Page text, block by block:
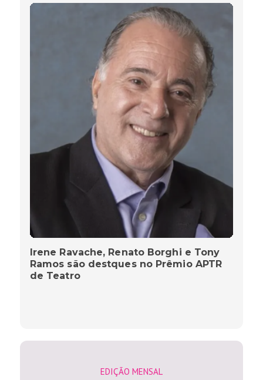
Irene Ravache, Renato Borghi e Tony
Ramos são destques no Prêmio APTR
de Teatro
EDIÇÃO MENSAL